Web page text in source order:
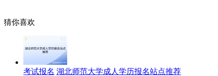
猜你喜欢
考试报名 湖北师范大学成人学历报名站点推荐